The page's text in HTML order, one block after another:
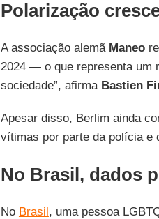
Polarização
A associação alemã Maneo
2024 — o que representa um
sociedade”, afirma Bastien
Apesar disso, Berlim ainda
vítimas por parte da polícia e
No Brasil, dados
No Brasil, uma pessoa